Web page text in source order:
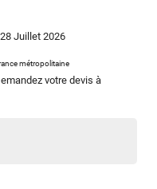
Juillet 2026
métropolitaine
votre devis à